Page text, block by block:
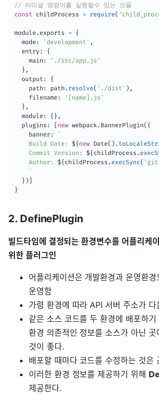
// 터미널 명령어를 실행할수 있는 모듈
const childProcess = require(
module. exports =
{
  mode
: 'development' ,
  entry
:
{
    main
:
'./src/app.js'
} ,
  output
:
{
    path
: path . resolve( './dist' ) ,
    filename
:
'[name].js'
} ,
  module
: {} ,
  plugins
: [new webpack . BannerPlugin( {
    banner
:
`
    Build Date:
${new Date( ) .
    Commit Version:
${childProcess .
    Author:
${childProcess . execSync( 'git
`
} ) ]
}
2. DefinePlugin
빌드타임에 결정되는 환경변수를 어플리케
위한 플러그인
어플리케이션은 개발환경과 운영환경
운영함
가령 환경에 따라 API 서버 주소가 다
같은 소스 코드를 두 환경에 배포하
환경 의존적인 정보를 소스가 아닌 곳
것이 좋다.
배포할 때마다 코드를 수정하는 것은
이러한 환경 정보를 제공하기 위해
제공한다.